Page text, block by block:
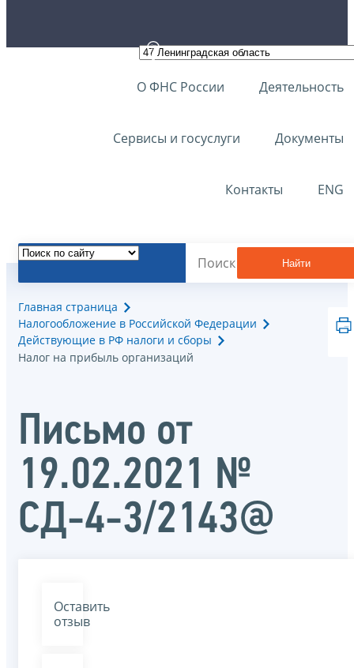
О ФНС России Деятельность
Сервисы и госуслуги Документы
Контакты ENG
Найти
Главная страница
Налогообложение в Российской Федерации
Действующие в РФ налоги и сборы
Налог на прибыль организаций
Письмо от
19.02.2021 №
СД-4-3/2143@
Оставить
отзыв